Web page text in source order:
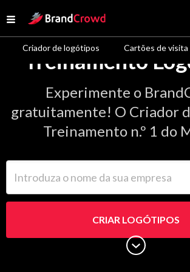
Open menu
Site Logo
Criador de logótipos Cartões de visita
Treinamento
Experimente o
gratuitamente! O Criador
Treinamento n.º 1 do
CRIAR LOGÓTIPOS